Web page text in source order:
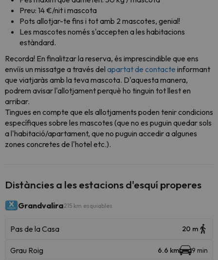
Preu: 14 €/nit i mascota
Pots allotjar-te fins i tot amb 2 mascotes, genial!
Les mascotes només s'accepten a les habitacions
estàndard.
Recorda! En finalitzar la reserva, és imprescindible que ens
enviïs un missatge a través del apartat de contacte informant
que viatjaràs amb la teva mascota. D'aquesta manera,
podrem avisar l'allotjament perquè ho tinguin tot llest en
arribar.
Tingues en compte que els allotjaments poden tenir condicions
específiques sobre les mascotes (que no es puguin quedar sols
a l'habitació/apartament, que no puguin accedir a algunes
zones concretes de l'hotel etc.).
Distàncies a les estacions d'esquí properes
Grandvalira215 km esquiables
Pas de la Casa 20 m
Grau Roig 6.6 km 9 min